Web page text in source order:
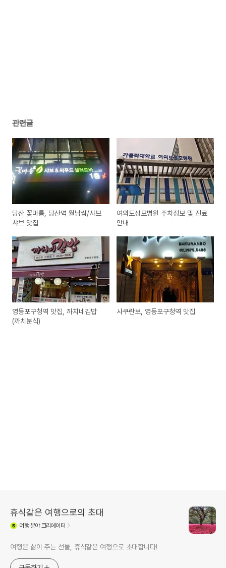
관련글
당산 꽃마름, 당산역 월남쌈/샤브
샤브 맛집
여의도성모병원 주차정보 및 진료
안내
영등포구청역 맛집, 까치네김밥
(까치분식)
사쿠란보, 영등포구청역 맛집
휴식같은 여행으로의 초대
여행분야 크리에이터
여행은 삶이 주는 선물, 휴식같은 여행으로 초대합니다!